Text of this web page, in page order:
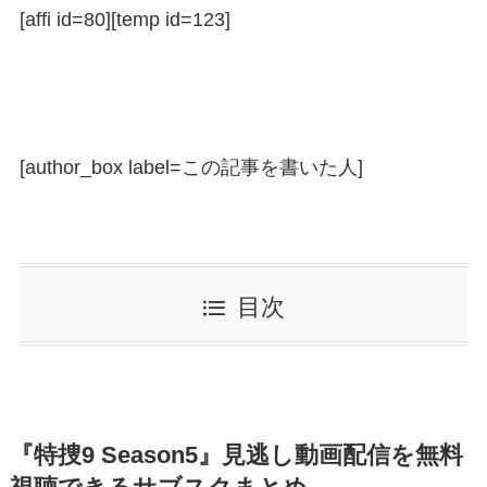
[affi id=80][temp id=123]
[author_box label=この記事を書いた人]
目次
『特捜9 Season5』見逃し動画配信を無料